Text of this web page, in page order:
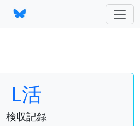
L活
検収記録